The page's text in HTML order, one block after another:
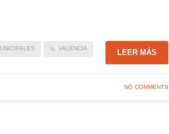
VALENCIA LEER MÁS
NO COMMENTS